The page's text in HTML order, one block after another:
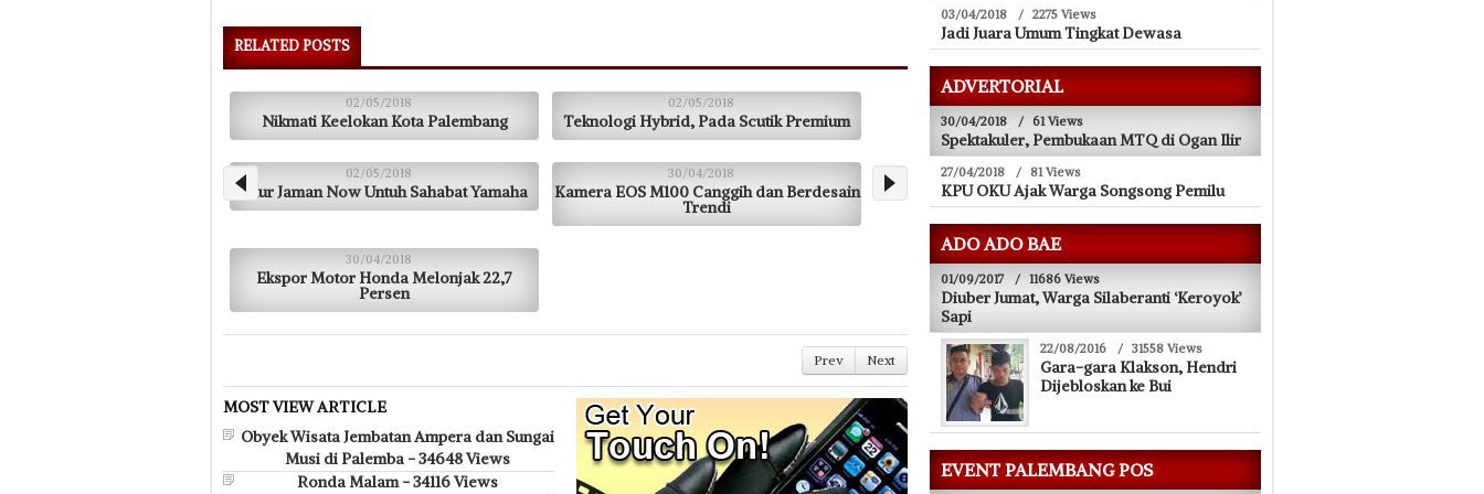
RELATED POSTS
02/05/2018
Nikmati Keelokan Kota Palembang
02/05/2018
Teknologi Hybrid, Pada Scutik Premium
02/05/2018
Fitur Jaman Now Untuh Sahabat Yamaha
30/04/2018
Kamera EOS M100 Canggih dan Berdesain
Trendi
30/04/2018
Ekspor Motor Honda Melonjak 22,7
Persen
Prev Next
MOST VIEW ARTICLE
Obyek Wisata Jembatan Ampera dan Sungai
Musi di Palemba - 34648 Views
Ronda Malam - 34116 Views
03/04/2018 / 2275 Views
Jadi Juara Umum Tingkat Dewasa
ADVERTORIAL
30/04/2018 / 61 Views
Spektakuler, Pembukaan MTQ di Ogan Ilir
27/04/2018 / 81 Views
KPU OKU Ajak Warga Songsong Pemilu
ADO ADO BAE
01/09/2017 / 11686 Views
Diuber Jumat, Warga Silaberanti ‘Keroyok’
Sapi
22/08/2016 / 31558 Views
Gara-gara Klakson, Hendri
Dijebloskan ke Bui
EVENT PALEMBANG POS